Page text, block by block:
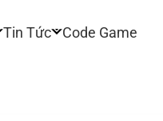
Tin Tức Code Game